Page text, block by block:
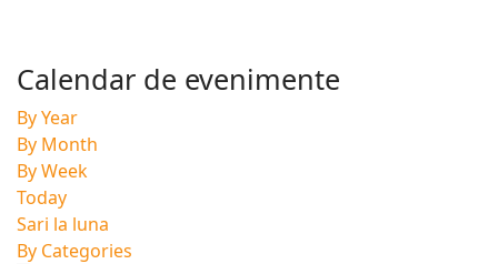
Calendar de evenimente
By Year
By Month
By Week
Today
Sari la luna
By Categories